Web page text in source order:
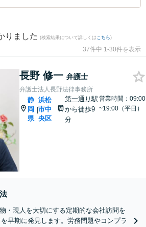
りました (検索結果について詳しくは こちら)
37件中 1-30件を表示
長野 修一 弁護士
弁護士法人長野法律事務所
静
岡
県
|
浜松
市中
央区
第一通り駅
から徒歩9
分
営業時間：09:00
~19:00（平日）
・現人を大切にする定期的な会社訪問を
早期に発見します。労務問題やコンプラ